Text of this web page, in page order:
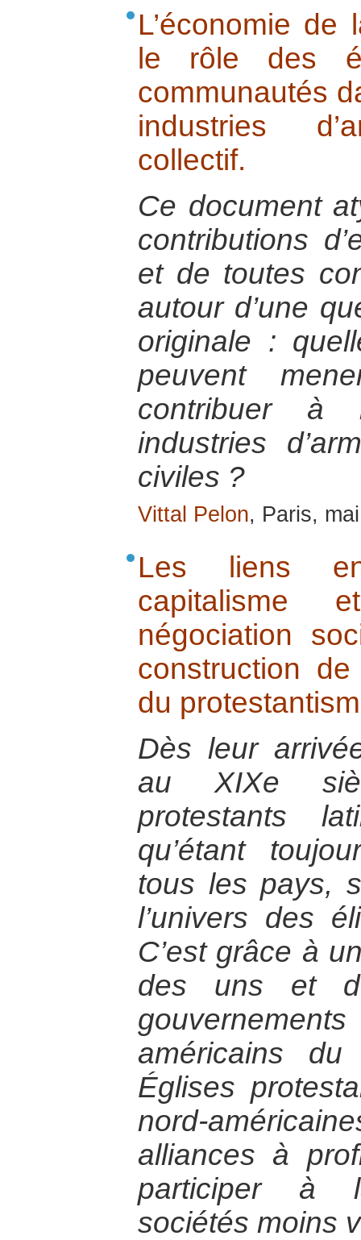
L’économie
le rôle des
communautés
industries
collectif.
Ce document
contributions
et de toutes
autour d’une
originale :
peuvent
contribuer à
industries
civiles ?
Vittal Pelon, Paris,
Les liens
négociation
construction
du
Dès leur
au XIXe
protestants
qu’étant
tous les pays,
l’univers des
C’est grâce à
des uns et
américains
Églises
nord-
alliances à
participer à
sociétés moins